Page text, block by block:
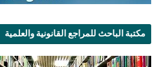
مكتبة الباحث للمراجع القانونية والعلمية